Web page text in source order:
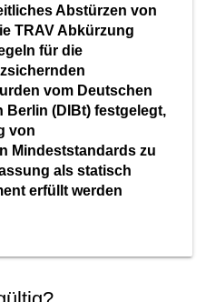
Abstürzen von
TRAV Abkürzung
für die
vom Deutschen
Berlin (DIBt) festgelegt,
von
Mindeststandards zu
als statisch
erfüllt werden